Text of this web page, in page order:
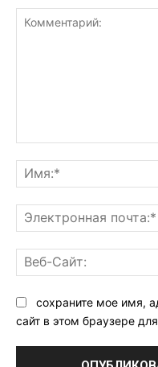
сохраните мое имя,
сайт в этом браузере